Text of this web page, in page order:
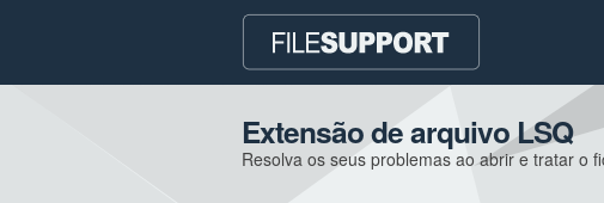
Extensão de arquivo LSQ
Resolva os seus problemas ao abrir e tratar o